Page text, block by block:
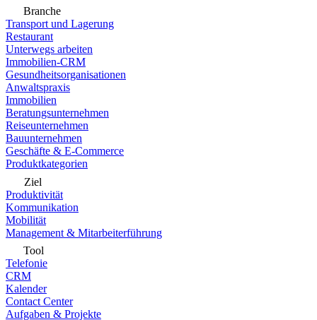
Branche
Transport und Lagerung
Restaurant
Unterwegs arbeiten
Immobilien-CRM
Gesundheitsorganisationen
Anwaltspraxis
Immobilien
Beratungsunternehmen
Reiseunternehmen
Bauunternehmen
Geschäfte & E-Commerce
Produktkategorien
Ziel
Produktivität
Kommunikation
Mobilität
Management & Mitarbeiterführung
Tool
Telefonie
CRM
Kalender
Contact Center
Aufgaben & Projekte